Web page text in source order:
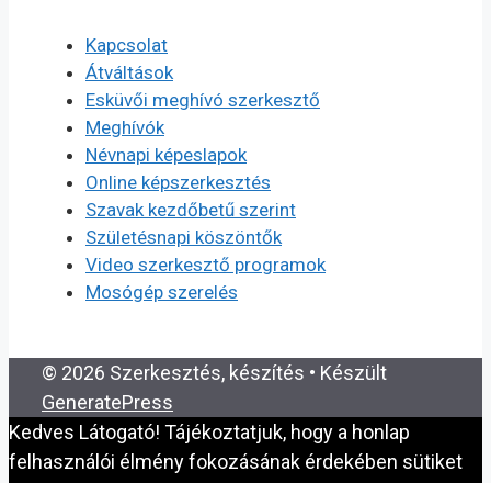
Kapcsolat
Átváltások
Esküvői meghívó szerkesztő
Meghívók
Névnapi képeslapok
Online képszerkesztés
Szavak kezdőbetű szerint
Születésnapi köszöntők
Video szerkesztő programok
Mosógép szerelés
© 2026 Szerkesztés, készítés • Készült
GeneratePress
Kedves Látogató! Tájékoztatjuk, hogy a honlap
felhasználói élmény fokozásának érdekében sütiket